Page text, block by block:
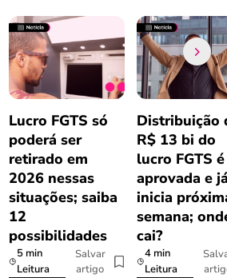
Lucro FGTS só
poderá ser
retirado em
2026 nessas
situações; saiba
12
possibilidades
5 min
Leitura
Salvar
artigo
Distribuição
R$ 13 bi do
lucro FGTS é
aprovada e
inicia
semana;
cai?
4 min
Leitura